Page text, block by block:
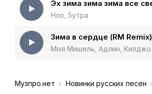
Нло, 5утра
Зима в сердце (RM Remix)
Моя Мишель, Адлин, Килджо
Музпро.нет Новинки русских песен